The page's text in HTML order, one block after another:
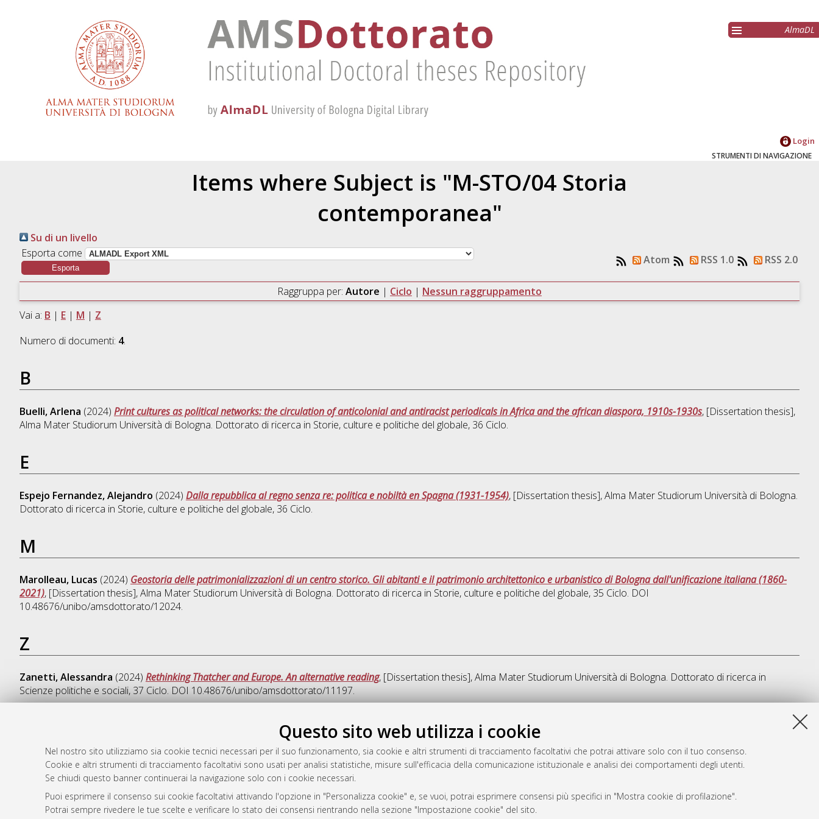
Questo sito web utilizza i cookie
Nel nostro sito utilizziamo sia cookie tecnici necessari per il suo funzionamento, sia cookie e altri strumenti di tracciamento facoltativi che potrai attivare solo con il tuo consenso.
Cookie e altri strumenti di tracciamento facoltativi sono usati per analisi statistiche, misure sull'efficacia della comunicazione istituzionale e analisi dei comportamenti degli utenti.
Se chiudi questo banner continuerai la navigazione solo con i cookie necessari.
Puoi esprimere il consenso sui cookie facoltativi attivando l'opzione in "Personalizza cookie" e, se vuoi, potrai esprimere consensi più specifici in "Mostra cookie di profilazione".
Potrai sempre rivedere le tue scelte e verificare lo stato dei consensi rientrando nella sezione "Impostazione cookie" del sito.
AlmaDL
Login
STRUMENTI DI NAVIGAZIONE
Items where Subject is "M-STO/04 Storia
contemporanea"
Su di un livello
Esporta come
Atom RSS 1.0 RSS 2.0
Raggruppa per: Autore | Ciclo | Nessun raggruppamento
Vai a: B | E| M | Z
Numero di documenti: 4.
B
Buelli, Arlena (2024) Print cultures as political networks: the circulation of anticolonial and antiracist periodicals in Africa and the african diaspora, 1910s-1930s, [Dissertation thesis],
Alma Mater Studiorum Università di Bologna. Dottorato di ricerca in Storie, culture e politiche del globale, 36 Ciclo.
E
Espejo Fernandez, Alejandro (2024) Dalla repubblica al regno senza re: politica e nobiltà en Spagna (1931-1954), [Dissertation thesis], Alma Mater Studiorum Università di Bologna.
Dottorato di ricerca in Storie, culture e politiche del globale, 36 Ciclo.
M
Marolleau, Lucas (2024) Geostoria delle patrimonializzazioni di un centro storico. Gli abitanti e il patrimonio architettonico e urbanistico di Bologna dall'unificazione italiana (1860-
2021), [Dissertation thesis], Alma Mater Studiorum Università di Bologna. Dottorato di ricerca in Storie, culture e politiche del globale, 35 Ciclo. DOI
10.48676/unibo/amsdottorato/12024.
Z
Zanetti, Alessandra (2024) Rethinking Thatcher and Europe. An alternative reading, [Dissertation thesis], Alma Mater Studiorum Università di Bologna. Dottorato di ricerca in
Scienze politiche e sociali, 37 Ciclo. DOI 10.48676/unibo/amsdottorato/11197.
Questa lista e' stata generata il Thu Aug 6 20:35:11 2026 CEST.
Atom
Rss 1.0
Rss 2.0
AMS Dottorato
ISSN: 2038-7946
Servizio implementato e gestito da
Impostazioni Cookie
Informativa sulla privacy